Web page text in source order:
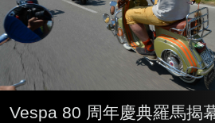
Vespa 80 周年慶典羅馬揭